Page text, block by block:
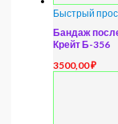
Быстрый
Бандаж
Крейт Б-356
3500,00₽